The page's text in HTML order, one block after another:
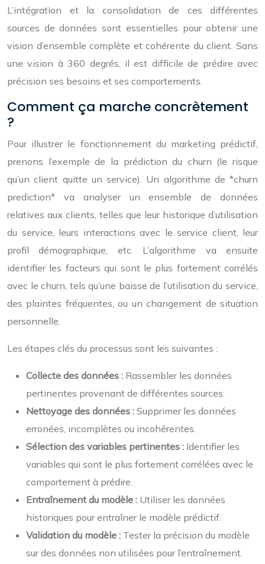
L’intégration et la consolidation de ces différentes
sources de données sont essentielles pour obtenir une
vision d’ensemble complète et cohérente du client. Sans
une vision à 360 degrés, il est difficile de prédire avec
précision ses besoins et ses comportements.
Comment ça marche concrètement
?
Pour illustrer le fonctionnement du marketing prédictif,
prenons l’exemple de la prédiction du churn (le risque
qu’un client quitte un service). Un algorithme de *churn
prediction* va analyser un ensemble de données
relatives aux clients, telles que leur historique d’utilisation
du service, leurs interactions avec le service client, leur
profil démographique, etc. L’algorithme va ensuite
identifier les facteurs qui sont le plus fortement corrélés
avec le churn, tels qu’une baisse de l’utilisation du service,
des plaintes fréquentes, ou un changement de situation
personnelle.
Les étapes clés du processus sont les suivantes :
Collecte des données : Rassembler les données
pertinentes provenant de différentes sources.
Nettoyage des données : Supprimer les données
erronées, incomplètes ou incohérentes.
Sélection des variables pertinentes : Identifier les
variables qui sont le plus fortement corrélées avec le
comportement à prédire.
Entraînement du modèle : Utiliser les données
historiques pour entraîner le modèle prédictif.
Validation du modèle : Tester la précision du modèle
sur des données non utilisées pour l’entraînement.